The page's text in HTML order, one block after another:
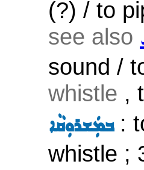
(?) / to
see also
sound /
whistle ,
ܒܡܲܫܪܘܼܩܵܐ:
whistle ;